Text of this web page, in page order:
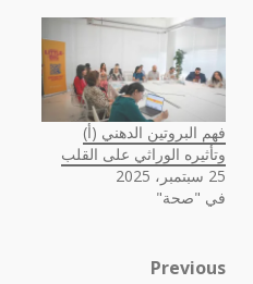
فهم البروتين الدهني (أ)
وتأثيره الوراثي على القلب
25 سبتمبر، 2025
في "صحة"
Post
Previous